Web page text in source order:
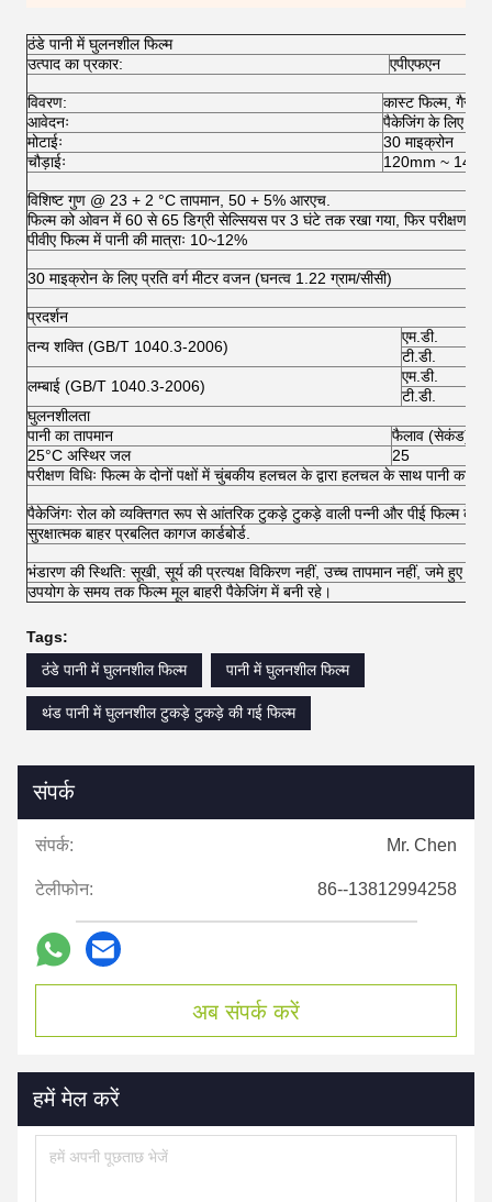
ठंडे पानी में घुलनशील फिल्म
उत्पाद का प्रकार:
एपीएफएन
विवरण:
कास्ट फिल्म, गैर-
आवेदनः
पैकेजिंग के लिए
मोटाईः
30 माइक्रोन
चौड़ाईः
120mm ~
विशिष्ट गुण @ 23 + 2 °C तापमान, 50 + 5% आरएच.
फिल्म को ओवन में 60 से 65 डिग्री सेल्सियस पर 3 घंटे तक रखा गया, फिर परीक्षण की
पीवीए फिल्म में पानी की मात्राः 10~12%
30 माइक्रोन के लिए प्रति वर्ग मीटर वजन (घनत्व 1.22 ग्राम/सीसी)
प्रदर्शन
तन्य शक्ति (GB/T 1040.3-2006)
एम.डी.
टी.डी.
लम्बाई (GB/T 1040.3-2006)
एम.डी.
टी.डी.
घुलनशीलता
पानी का तापमान
फैलाव (सेकंड)
25°C अस्थिर जल
25
परीक्षण विधिः फिल्म के दोनों पक्षों में चुंबकीय हलचल के द्वारा हलचल के साथ पानी का
पैकेजिंगः रोल को व्यक्तिगत रूप से आंतरिक टुकड़े टुकड़े वाली पन्नी और पीई फिल्म के
सुरक्षात्मक बाहर प्रबलित कागज कार्डबोर्ड.
भंडारण की स्थिति: सूखी, सूर्य की प्रत्यक्ष विकिरण नहीं, उच्च तापमान नहीं, जमे हुए
उपयोग के समय तक फिल्म मूल बाहरी पैकेजिंग में बनी रहे।
Tags:
ठंडे पानी में घुलनशील फिल्म
पानी में घुलनशील फिल्म
थंड पानी में घुलनशील टुकड़े टुकड़े की गई फिल्म
संपर्क
संपर्क: Mr. Chen
टेलीफोन: 86--13812994258
अब संपर्क करें
हमें मेल करें